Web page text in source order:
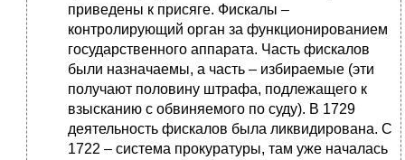
приведены к присяге. Фискалы –
контролирующий орган за функционированием
государственного аппарата. Часть фискалов
были назначаемы, а часть – избираемые (эти
получают половину штрафа, подлежащего к
взысканию с обвиняемого по суду). В 1729
деятельность фискалов была ликвидирована. С
1722 – система прокуратуры, там уже началась